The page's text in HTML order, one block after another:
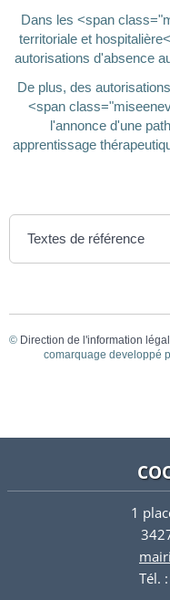
Dans les <span
territoriale et
autorisations d'absence
De plus, des
<span
l'annonce d'une
apprentissage
Textes de référence
© Direction de l'information
comarquage developpé
1
Tél.